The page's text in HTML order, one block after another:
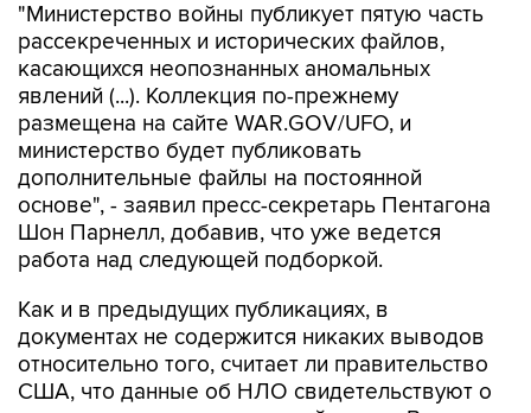
"Министерство войны публикует пятую часть
рассекреченных и исторических файлов,
касающихся неопознанных аномальных
явлений (...). Коллекция по-прежнему
размещена на сайте WAR.GOV/UFO, и
министерство будет публиковать
дополнительные файлы на постоянной
основе", - заявил пресс-секретарь Пентагона
Шон Парнелл, добавив, что уже ведется
работа над следующей подборкой.
Как и в предыдущих публикациях, в
документах не содержится никаких выводов
относительно того, считает ли правительство
США, что данные об НЛО свидетельствуют о